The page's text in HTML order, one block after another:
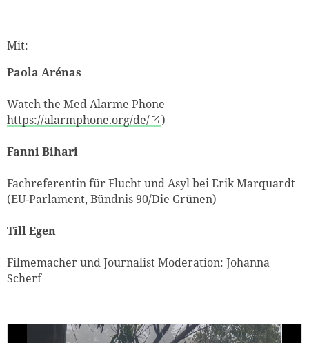
Mit:
Paola Arénas
Watch the Med Alarme Phone
https://alarmphone.org/de/
)
Fanni Bihari
Fachreferentin für Flucht und Asyl bei Erik Marquardt
(EU-Parlament, Bündnis 90/Die Grünen)
Till Egen
Filmemacher und Journalist Moderation: Johanna
Scherf